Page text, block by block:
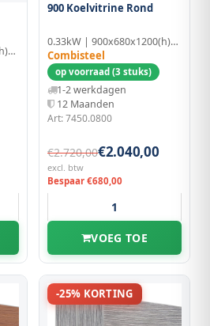
0.33kW | 900x680x1200(h)mm
900 Koelvitrine Rond
0.33kW | 900x680x1200(h)mm
Combisteel
op voorraad (3 stuks)
1-2 werkdagen
12 Maanden
Art: 7450.0800
€2.720,00€2.040,00
excl. btw
Bespaar €680,00
VOEG TOE
-25% KORTING